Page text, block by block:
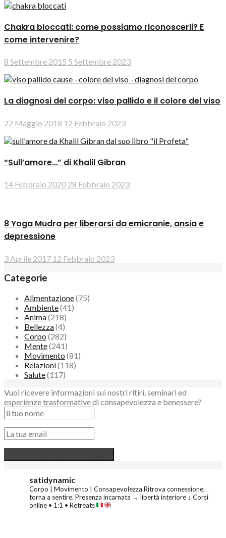
Chakra bloccati: come possiamo riconoscerli? E
come intervenire?
8 Settembre 2015 5 Settembre 2023
La diagnosi del corpo: viso pallido e il colore del viso
22 Maggio 2018 12 Febbraio 2023
“Sull’amore…” di Khalil Gibran
14 Febbraio 2020 28 Febbraio 2023
8 Yoga Mudra per liberarsi da emicranie, ansia e
depressione
3 Aprile 2017 12 Febbraio 2023
Categorie
Alimentazione(75)
Ambiente(41)
Anima(218)
Bellezza(4)
Corpo (282)
Mente(241)
Movimento (81)
Relazioni(118)
Salute(117)
Vuoi ricevere informazioni sui nostri ritiri, seminari ed
esperienze trasformative di consapevolezza e benessere?
satidynamic
Corpo | Movimento | Consapevolezza Ritrova connessione,
torna a sentire. Presenza incarnata → libertà interiore ↓ Corsi
online • 1:1 • Retreats